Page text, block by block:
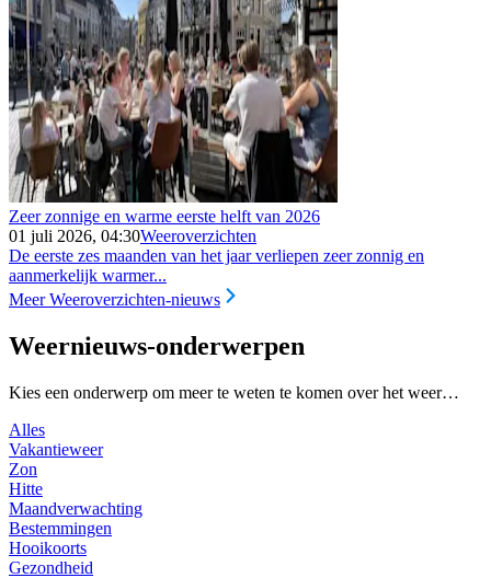
Zeer zonnige en warme eerste helft van 2026
01 juli 2026, 04:30Weeroverzichten
De eerste zes maanden van het jaar verliepen zeer zonnig en
aanmerkelijk warmer...
Meer Weeroverzichten-nieuws
Weernieuws-onderwerpen
Kies een onderwerp om meer te weten te komen over het weer…
Alles
Vakantieweer
Zon
Hitte
Maandverwachting
Bestemmingen
Hooikoorts
Gezondheid